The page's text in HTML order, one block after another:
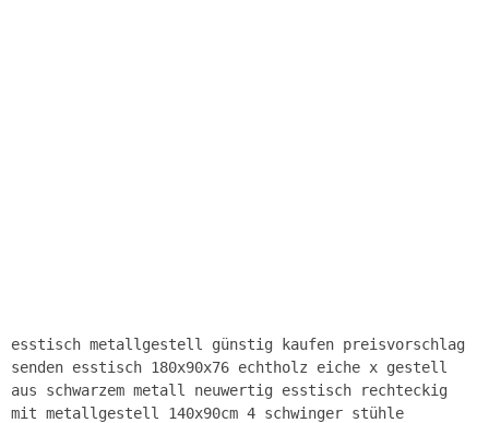
esstisch metallgestell günstig kaufen preisvorschlag
senden esstisch 180x90x76 echtholz eiche x gestell
aus schwarzem metall neuwertig esstisch rechteckig
mit metallgestell 140x90cm 4 schwinger stühle